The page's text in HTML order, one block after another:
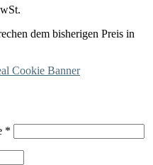
dem bisherigen Preis in
Cookie Banner
*